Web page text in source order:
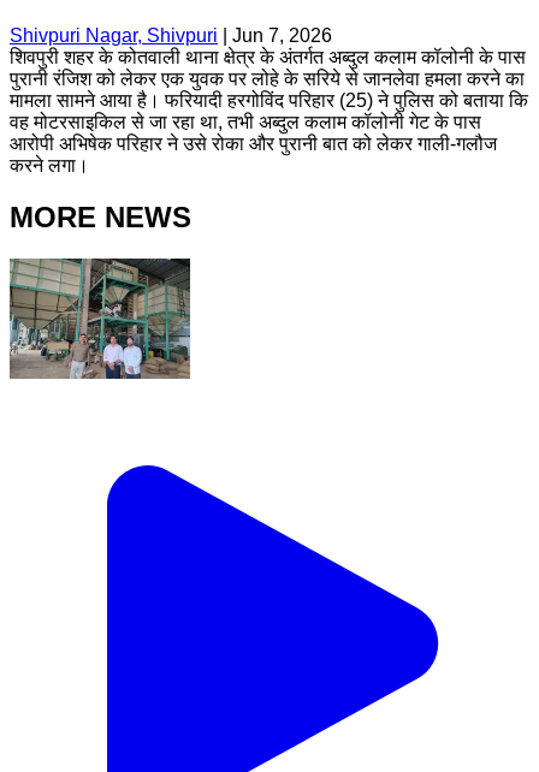
Shivpuri Nagar, Shivpuri
Jun 7, 2026
शिवपुरी शहर के कोतवाली थाना क्षेत्र के अंतर्गत अब्दुल कलाम कॉलोनी के पास
पुरानी रंजिश को लेकर एक युवक पर लोहे के सरिये से जानलेवा हमला करने का
मामला सामने आया है। फरियादी हरगोविंद परिहार (25) ने पुलिस को बताया कि
वह मोटरसाइकिल से जा रहा था, तभी अब्दुल कलाम कॉलोनी गेट के पास
आरोपी अभिषेक परिहार ने उसे रोका और पुरानी बात को लेकर गाली-गलौज
करने लगा।
MORE NEWS